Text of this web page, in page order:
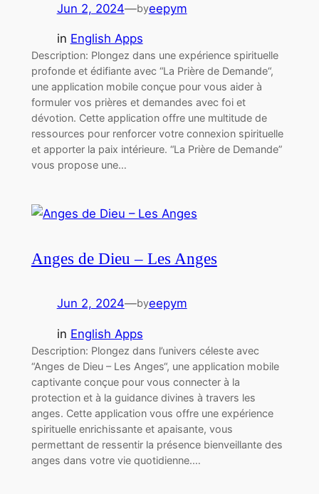
Jun 2, 2024—byeepym
in English Apps
Description: Plongez dans une expérience spirituelle
profonde et édifiante avec “La Prière de Demande“,
une application mobile conçue pour vous aider à
formuler vos prières et demandes avec foi et
dévotion. Cette application offre une multitude de
ressources pour renforcer votre connexion spirituelle
et apporter la paix intérieure. “La Prière de Demande”
vous propose une…
Anges de Dieu – Les Anges
Jun 2, 2024—byeepym
in English Apps
Description: Plongez dans l’univers céleste avec
“Anges de Dieu – Les Anges“, une application mobile
captivante conçue pour vous connecter à la
protection et à la guidance divines à travers les
anges. Cette application vous offre une expérience
spirituelle enrichissante et apaisante, vous
permettant de ressentir la présence bienveillante des
anges dans votre vie quotidienne.…